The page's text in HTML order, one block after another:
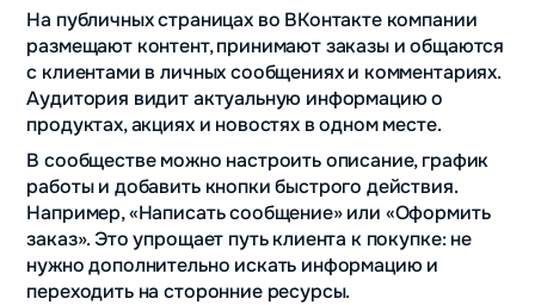
На публичных страницах во ВКонтакте компании
размещают контент, принимают заказы и общаются
с клиентами в личных сообщениях и комментариях.
Аудитория видит актуальную информацию о
продуктах, акциях и новостях в одном месте.
В сообществе можно настроить описание, график
работы и добавить кнопки быстрого действия.
Например, «Написать сообщение» или «Оформить
заказ». Это упрощает путь клиента к покупке: не
нужно дополнительно искать информацию и
переходить на сторонние ресурсы.